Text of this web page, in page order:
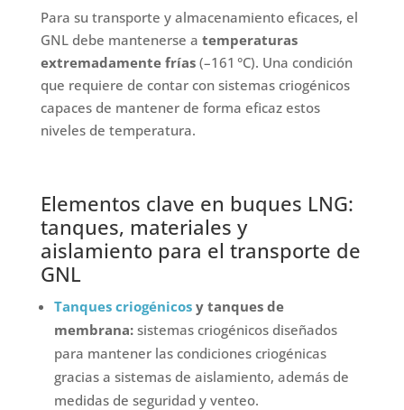
Para su transporte y almacenamiento eficaces, el
GNL debe mantenerse a temperaturas
extremadamente frías (–161 °C). Una condición
que requiere de contar con sistemas criogénicos
capaces de mantener de forma eficaz estos
niveles de temperatura.
Elementos clave en buques LNG:
tanques, materiales y
aislamiento para el transporte de
GNL
Tanques criogénicosy tanques de
membrana:sistemas criogénicos diseñados
para mantener las condiciones criogénicas
gracias a sistemas de aislamiento, además de
medidas de seguridad y venteo.